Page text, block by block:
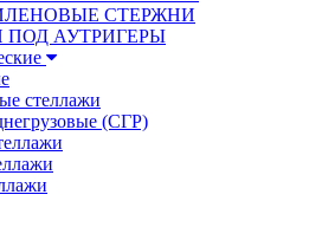
СТЕРЖНИ
АУТРИГЕРЫ
стеллажи
(СГР)